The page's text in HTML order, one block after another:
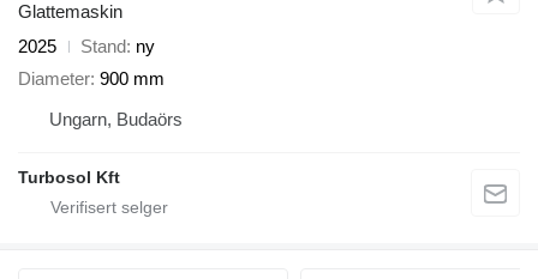
Glattemaskin
2025
Stand
ny
Diameter 900 mm
Ungarn, Budaörs
Turbosol Kft